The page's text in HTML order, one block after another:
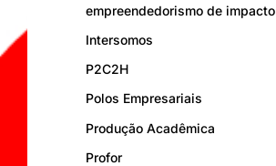
empreendedorismo de impacto
Intersomos
P2C2H
Polos Empresariais
Produção Acadêmica
Profor